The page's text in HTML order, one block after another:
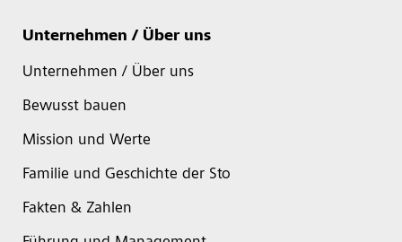
Unternehmen / Über uns
Unternehmen / Über uns
Bewusst bauen
Mission und Werte
Familie und Geschichte der Sto
Fakten & Zahlen